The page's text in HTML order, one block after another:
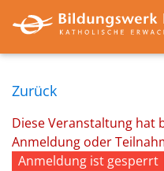
Zurück
Diese Veranstaltung hat
Anmeldung oder
Anmeldung ist gesperrt